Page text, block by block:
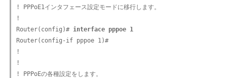
! PPPoE1インタフェース設定モードに移行します。
!
Router(config)# interface pppoe 1
Router(config-if pppoe 1)#
!
!
! PPPoEの各種設定をします。